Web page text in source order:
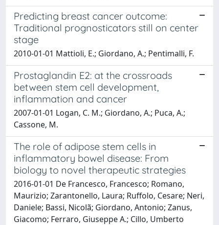
Predicting breast cancer outcome:
Traditional prognosticators still on center
stage
2010-01-01 Mattioli, E.; Giordano, A.; Pentimalli, F.
Prostaglandin E2: at the crossroads
between stem cell development,
inflammation and cancer
2007-01-01 Logan, C. M.; Giordano, A.; Puca, A.;
Cassone, M.
The role of adipose stem cells in
inflammatory bowel disease: From
biology to novel therapeutic strategies
2016-01-01 De Francesco, Francesco; Romano,
Maurizio; Zarantonello, Laura; Ruffolo, Cesare; Neri,
Daniele; Bassi, Nicolã; Giordano, Antonio; Zanus,
Giacomo; Ferraro, Giuseppe A.; Cillo, Umberto